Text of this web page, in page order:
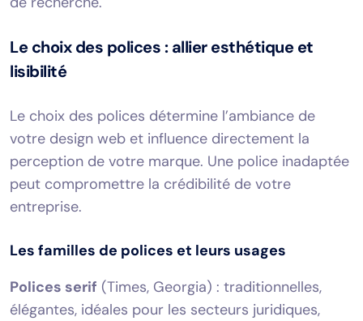
Le choix des polices : allier esthétique et
lisibilité
Le choix des polices détermine l’ambiance de
votre design web et influence directement la
perception de votre marque. Une police inadaptée
peut compromettre la crédibilité de votre
entreprise.
Les familles de polices et leurs usages
Polices serif (Times, Georgia) : traditionnelles,
élégantes, idéales pour les secteurs juridiques,